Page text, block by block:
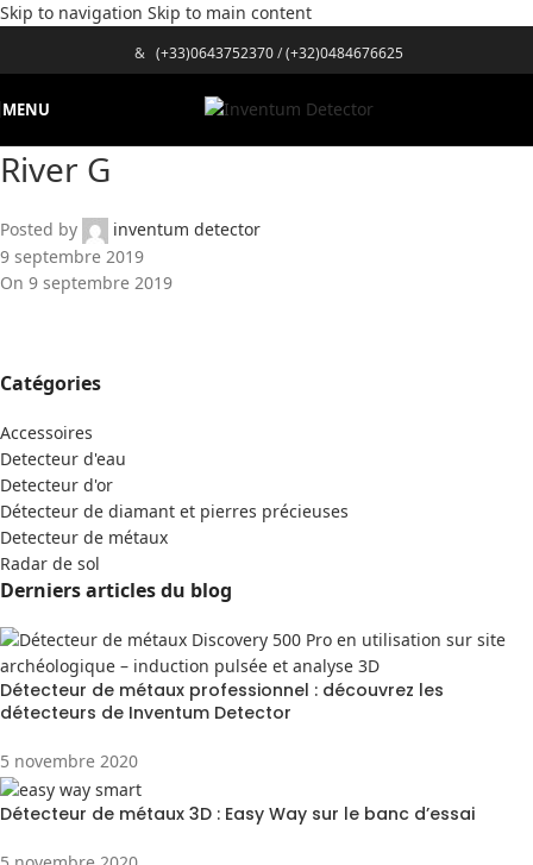
Skip to navigation Skip to main content
& (+33)0643752370/(+32)0484676625
MENU
River G
Posted by
inventum detector
9 septembre 2019
On 9 septembre 2019
Catégories
Accessoires
Detecteur d'eau
Detecteur d'or
Détecteur de diamant et pierres précieuses
Detecteur de métaux
Radar de sol
Derniers articles du blog
Détecteur de métaux professionnel : découvrez les
détecteurs de Inventum Detector
5 novembre 2020
Détecteur de métaux 3D : Easy Way sur le banc d’essai